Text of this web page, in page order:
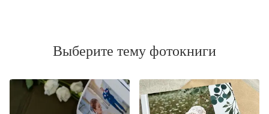
Выберите тему фотокниги